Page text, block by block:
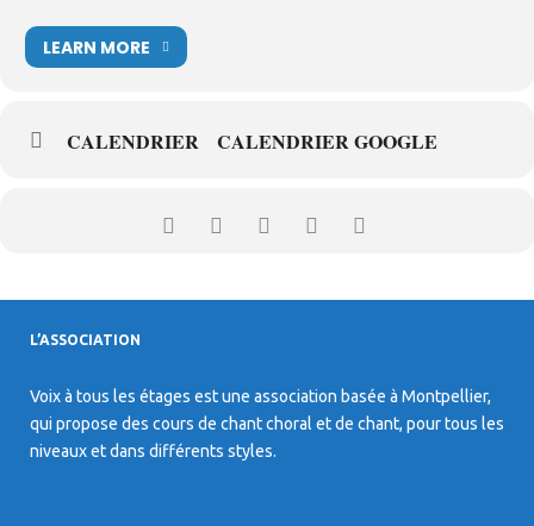
LEARN MORE
CALENDRIER CALENDRIER GOOGLE
L’ASSOCIATION
Voix à tous les étages est une association basée à Montpellier,
qui propose des cours de chant choral et de chant, pour tous les
niveaux et dans différents styles.